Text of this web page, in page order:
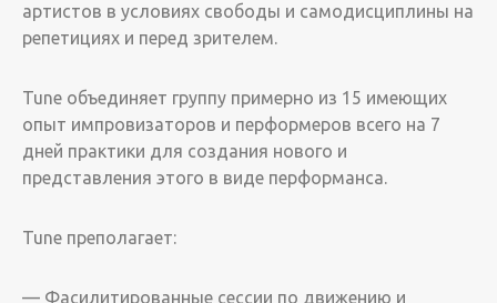
артистов в условиях свободы и самодисциплины на
репетициях и перед зрителем.
Tune объединяет группу примерно из 15 имеющих
опыт импровизаторов и перформеров всего на 7
дней практики для создания нового и
представления этого в виде перформанса.
Tune преполагает:
— Фасилитированные сессии по движению и